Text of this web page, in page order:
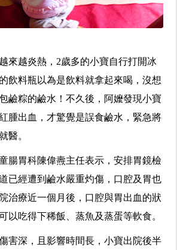
來越炎熱，2歲多的小寶自行打開冰
飲料瓶以為是飲料就拿起來喝，沒想
鹼粽的鹼水！不久後，阿嬤發現小寶
腫出血，才驚覺是誤食鹼水，緊急將
醫。
腸胃科陳偉燾主任表示，安排胃鏡檢
已經遭到鹼水嚴重灼傷，口腔及胃也
治療近一個月後，口腔與胃出血的狀
以吃得下稀飯、蒸魚及蒸蛋等軟食。
害深，且影響時間長，小寶出院後半